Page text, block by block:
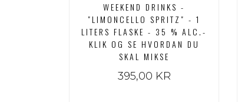
WEEKEND DRINKS -
"LIMONCELLO SPRITZ" - 1
LITERS FLASKE - 35 % ALC.-
KLIK OG SE HVORDAN DU
SKAL MIKSE
395,00 KR